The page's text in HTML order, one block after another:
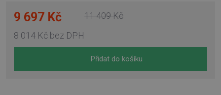
9 697 Kč
8 014 Kč bez DPH
11 409 Kč
Přidat do košíku